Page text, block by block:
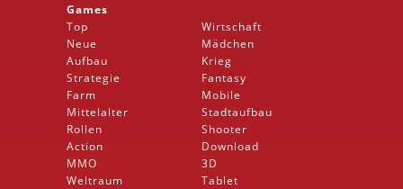
Games
Top
Neue
Aufbau
Strategie
Farm
Mittelalter
Rollen
Action
MMO
Weltraum
Wirtschaft
Mädchen
Krieg
Fantasy
Mobile
Stadtaufbau
Shooter
Download
3D
Tablet